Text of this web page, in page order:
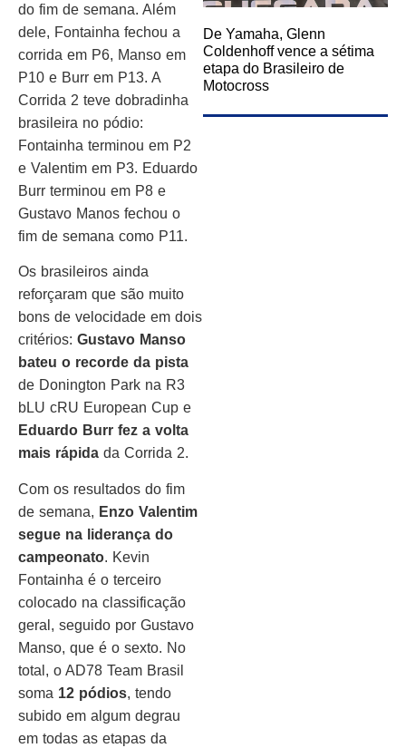
do fim de semana. Além
dele, Fontainha fechou a
corrida em P6, Manso em
P10 e Burr em P13. A
Corrida 2 teve dobradinha
brasileira no pódio:
Fontainha terminou em P2
e Valentim em P3. Eduardo
Burr terminou em P8 e
Gustavo Manos fechou o
fim de semana como P11.
Os brasileiros ainda
reforçaram que são muito
bons de velocidade em dois
critérios: Gustavo Manso
bateu o recorde da pista
de Donington Park na R3
bLU cRU European Cup e
Eduardo Burr fez a volta
mais rápida da Corrida 2.
Com os resultados do fim
de semana, Enzo Valentim
segue na liderança do
campeonato. Kevin
Fontainha é o terceiro
colocado na classificação
geral, seguido por Gustavo
Manso, que é o sexto. No
total, o AD78 Team Brasil
soma 12 pódios, tendo
subido em algum degrau
em todas as etapas da
De Yamaha, Glenn
Coldenhoff vence a sétima
etapa do Brasileiro de
Motocross